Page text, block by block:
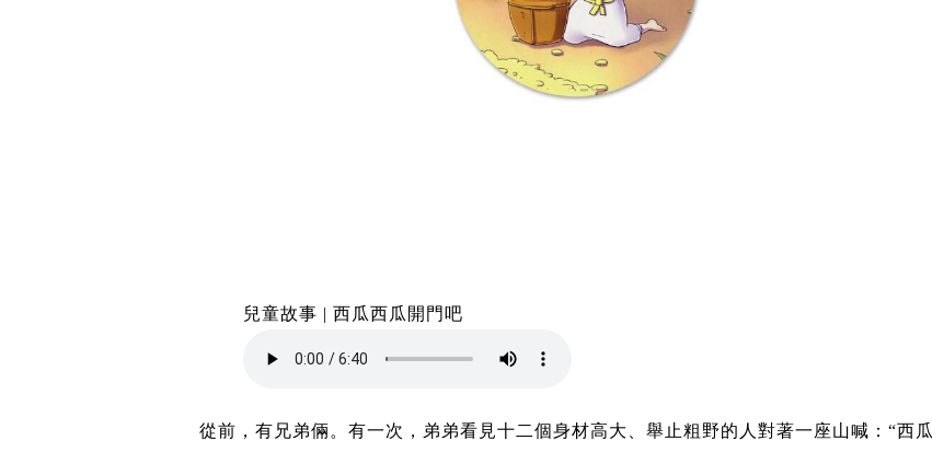
兒童故事 | 西瓜西瓜開門吧
從前，有兄弟倆。有一次，弟弟看見十二個身材高大、舉止粗野的人對著一座山喊：“西瓜